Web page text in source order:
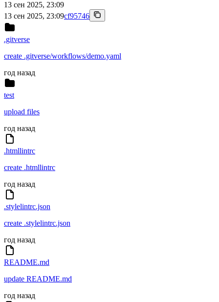
13 сен 2025, 23:09
13 сен 2025, 23:09cf95746
.gitverse
create .gitverse/workflows/demo.yaml
год назад
test
upload files
год назад
.htmllintrc
create .htmllintrc
год назад
.stylelintrc.json
create .stylelintrc.json
год назад
README.md
update README.md
год назад